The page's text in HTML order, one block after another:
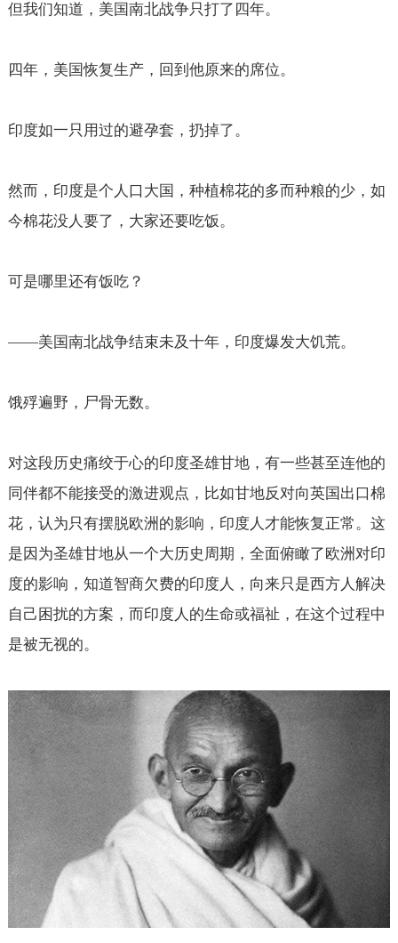
但我们知道，美国南北战争只打了四年。
四年，美国恢复生产，回到他原来的席位。
印度如一只用过的避孕套，扔掉了。
然而，印度是个人口大国，种植棉花的多而种粮的少，如
今棉花没人要了，大家还要吃饭。
可是哪里还有饭吃？
——美国南北战争结束未及十年，印度爆发大饥荒。
饿殍遍野，尸骨无数。
对这段历史痛绞于心的印度圣雄甘地，有一些甚至连他的
同伴都不能接受的激进观点，比如甘地反对向英国出口棉
花，认为只有摆脱欧洲的影响，印度人才能恢复正常。这
是因为圣雄甘地从一个大历史周期，全面俯瞰了欧洲对印
度的影响，知道智商欠费的印度人，向来只是西方人解决
自己困扰的方案，而印度人的生命或福祉，在这个过程中
是被无视的。